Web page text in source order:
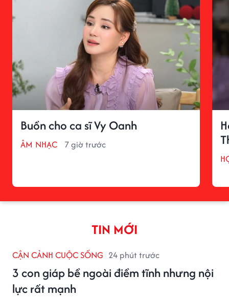
Buồn cho ca sĩ Vy Oanh
ÂM NHẠC 7 giờ trước
TIN MỚI
CẬN CẢNH CUỘC SỐNG 24 phút trước
3 con giáp bề ngoài điềm tĩnh nhưng nội
lực rất mạnh